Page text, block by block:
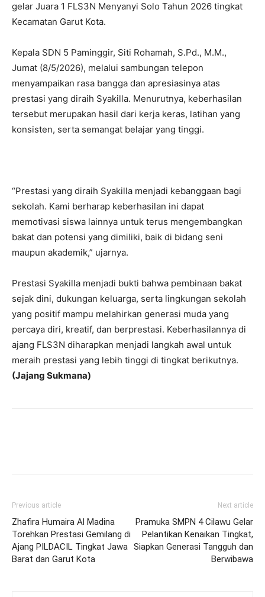
gelar Juara 1 FLS3N Menyanyi Solo Tahun 2026 tingkat
Kecamatan Garut Kota.
Kepala SDN 5 Paminggir, Siti Rohamah, S.Pd., M.M.,
Jumat (8/5/2026), melalui sambungan telepon
menyampaikan rasa bangga dan apresiasinya atas
prestasi yang diraih Syakilla. Menurutnya, keberhasilan
tersebut merupakan hasil dari kerja keras, latihan yang
konsisten, serta semangat belajar yang tinggi.
“Prestasi yang diraih Syakilla menjadi kebanggaan bagi
sekolah. Kami berharap keberhasilan ini dapat
memotivasi siswa lainnya untuk terus mengembangkan
bakat dan potensi yang dimiliki, baik di bidang seni
maupun akademik,” ujarnya.
Prestasi Syakilla menjadi bukti bahwa pembinaan bakat
sejak dini, dukungan keluarga, serta lingkungan sekolah
yang positif mampu melahirkan generasi muda yang
percaya diri, kreatif, dan berprestasi. Keberhasilannya di
ajang FLS3N diharapkan menjadi langkah awal untuk
meraih prestasi yang lebih tinggi di tingkat berikutnya.
(Jajang Sukmana)
Previous article
Zhafira Humaira Al Madina
Torehkan Prestasi Gemilang di
Ajang PILDACIL Tingkat Jawa
Barat dan Garut Kota
Next article
Pramuka SMPN 4 Cilawu Gelar
Pelantikan Kenaikan Tingkat,
Siapkan Generasi Tangguh dan
Berwibawa